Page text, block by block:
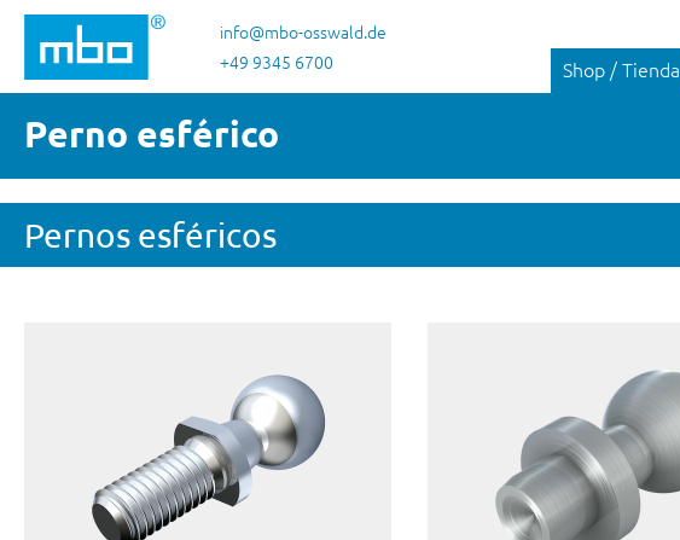
al contenido principal
Saltar a la búsqueda
Saltar a la navegación principalinfo@mbo-osswald.de
+49 9345 6700
Shop / Tienda
Perno esférico
Pernos esféricos